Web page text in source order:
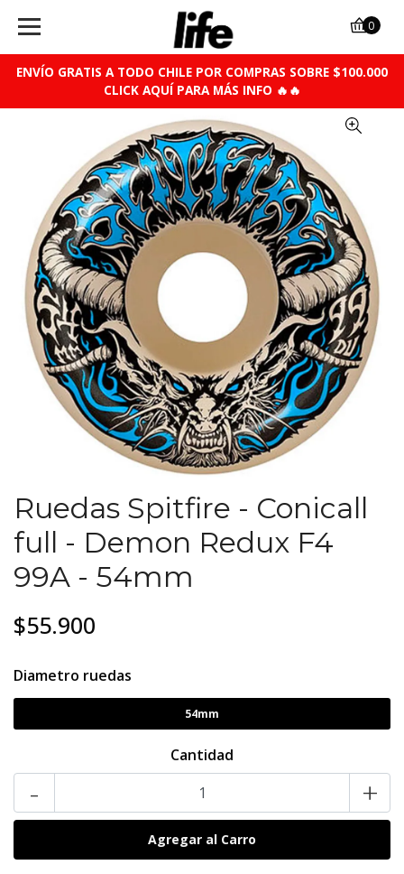
ENVÍO GRATIS A TODO CHILE POR COMPRAS SOBRE $100.000
CLICK AQUÍ PARA MÁS INFO 🔥🔥
0
Ruedas Spitfire - Conicall
full - Demon Redux F4
99A - 54mm
$55.900
Diametro ruedas
54mm
Cantidad
- +